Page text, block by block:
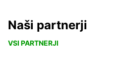
Naši partnerji
VSI PARTNERJI